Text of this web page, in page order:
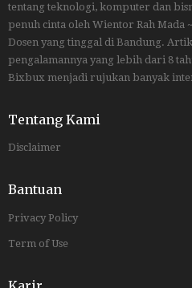
tentang teknologi, komputer dan
penuh cinta oleh Wientor Rah Mada
Dosen yang tinggal di Bandung.
pengalamannya yang lebih dari 8
Bixbux menjadi rujukan banyak
Tentang Kami
Disclaimer
Bantuan
Privacy Policy
Term of Use